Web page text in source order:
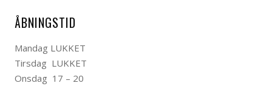
ÅBNINGSTID
Mandag LUKKET
Tirsdag LUKKET
Onsdag 17 – 20